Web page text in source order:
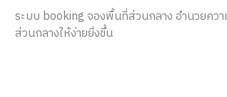
ระบบ booking จองพื้นที่ส่วนกลาง อำนวยคว
ส่วนกลางให้ง่ายยิ่งขึ้น